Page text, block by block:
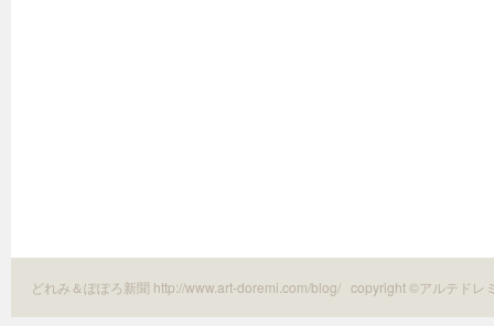
どれみ＆ぽぽろ新聞 http://www.art-doremi.com/blog/ copyright ©アルテドレ